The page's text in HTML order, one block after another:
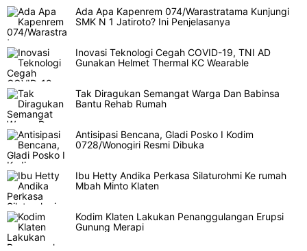
Ada Apa Kapenrem 074/Warastratama Kunjungi
SMK N 1 Jatiroto? Ini Penjelasanya
Inovasi Teknologi Cegah COVID-19, TNI AD
Gunakan Helmet Thermal KC Wearable
Tak Diragukan Semangat Warga Dan Babinsa
Bantu Rehab Rumah
Antisipasi Bencana, Gladi Posko I Kodim
0728/Wonogiri Resmi Dibuka
Ibu Hetty Andika Perkasa Silaturohmi Ke rumah
Mbah Minto Klaten
Kodim Klaten Lakukan Penanggulangan Erupsi
Gunung Merapi